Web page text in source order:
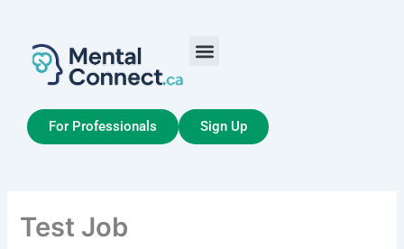
contenu
For Professionals Sign Up
Test Job